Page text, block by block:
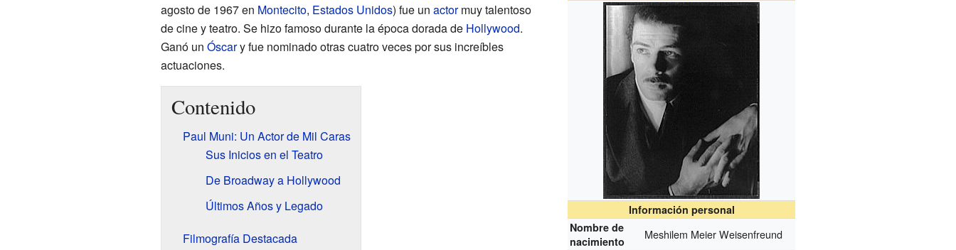
Información personal
Nombre de
nacimiento
Meshilem Meier Weisenfreund
agosto de 1967 en Montecito, Estados Unidos) fue un actormuy talentoso
de cine y teatro. Se hizo famoso durante la época dorada de Hollywood.
Ganó un Óscary fue nominado otras cuatro veces por sus increíbles
actuaciones.
Contenido
Paul Muni: Un Actor de Mil Caras
Sus Inicios en el Teatro
De Broadway a Hollywood
Últimos Años y Legado
Filmografía Destacada